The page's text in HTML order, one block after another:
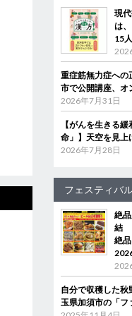
現
は
15
重症筋無力症へ
市で公開講座、オ
2026年7月31日
【がんを生きる
命」】天空を見上
2026年7月28日
フェスティバ
絶
結
絶
自分で収穫した
玉県加須市の「フ